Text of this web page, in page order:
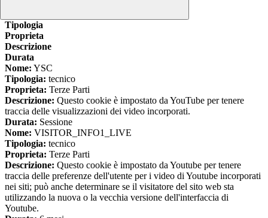
Tipologia
Proprieta
Descrizione
Durata
Nome: YSC
Tipologia: tecnico
Proprieta: Terze Parti
Descrizione: Questo cookie è impostato da YouTube per tenere
traccia delle visualizzazioni dei video incorporati.
Durata: Sessione
Nome: VISITOR_INFO1_LIVE
Tipologia: tecnico
Proprieta: Terze Parti
Descrizione: Questo cookie è impostato da Youtube per tenere
traccia delle preferenze dell'utente per i video di Youtube incorporati
nei siti; può anche determinare se il visitatore del sito web sta
utilizzando la nuova o la vecchia versione dell'interfaccia di
Youtube.